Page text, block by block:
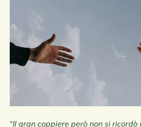
“Il gran coppiere però non si ricordò